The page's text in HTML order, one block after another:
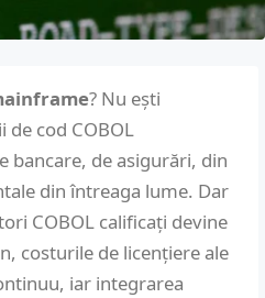
? Nu ești
cod COBOL
bancare, de asigurări, din
din întreaga lume. Dar
COBOL calificați devine
costurile de licențiere ale
iar integrarea